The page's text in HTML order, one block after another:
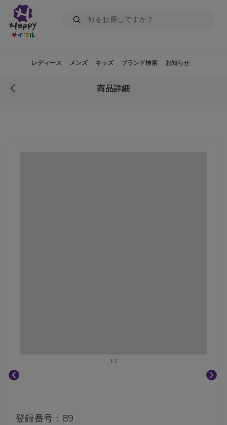
レディース メンズ キッズ ブランド検索 お知らせ
商品詳細
1/1
登録番号：89